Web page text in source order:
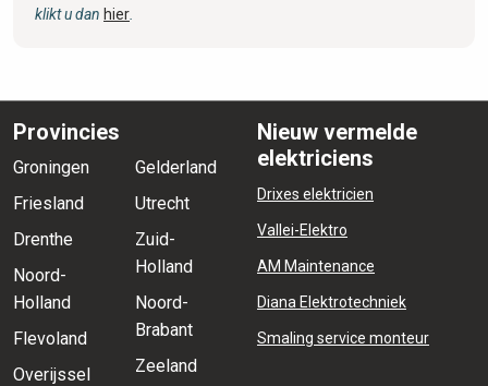
klikt u dan hier
Provincies
Groningen
Friesland
Drenthe
Noord-
Holland
Flevoland
Overijssel
Gelderland
Utrecht
Zuid-
Holland
Noord-
Brabant
Zeeland
Nieuw vermelde
elektriciens
Drixes elektricien
Vallei-Elektro
AM Maintenance
Diana Elektrotechniek
Smaling service monteur